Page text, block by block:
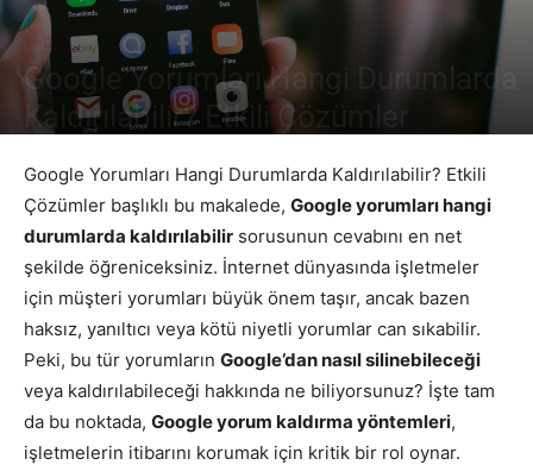
Google Yorumları Hangi Durumlarda
Kaldırılabilir? Etkili Çözümler
Google Yorumları Hangi Durumlarda Kaldırılabilir? Etkili
Çözümler başlıklı bu makalede, Google yorumları hangi
durumlarda kaldırılabilir sorusunun cevabını en net
şekilde öğreniceksiniz. İnternet dünyasında işletmeler
için müşteri yorumları büyük önem taşır, ancak bazen
haksız, yanıltıcı veya kötü niyetli yorumlar can sıkabilir.
Peki, bu tür yorumların Google’dan nasıl silinebileceği
veya kaldırılabileceği hakkında ne biliyorsunuz? İşte tam
da bu noktada, Google yorum kaldırma yöntemleri,
işletmelerin itibarını korumak için kritik bir rol oynar.